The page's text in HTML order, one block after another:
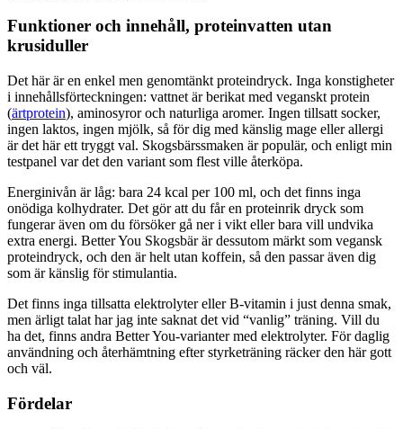
Funktioner och innehåll, proteinvatten utan
krusiduller
Det här är en enkel men genomtänkt proteindryck. Inga konstigheter
i innehållsförteckningen: vattnet är berikat med veganskt protein
(ärtprotein), aminosyror och naturliga aromer. Ingen tillsatt socker,
ingen laktos, ingen mjölk, så för dig med känslig mage eller allergi
är det här ett tryggt val. Skogsbärssmaken är populär, och enligt min
testpanel var det den variant som flest ville återköpa.
Energinivån är låg: bara 24 kcal per 100 ml, och det finns inga
onödiga kolhydrater. Det gör att du får en proteinrik dryck som
fungerar även om du försöker gå ner i vikt eller bara vill undvika
extra energi. Better You Skogsbär är dessutom märkt som vegansk
proteindryck, och den är helt utan koffein, så den passar även dig
som är känslig för stimulantia.
Det finns inga tillsatta elektrolyter eller B-vitamin i just denna smak,
men ärligt talat har jag inte saknat det vid “vanlig” träning. Vill du
ha det, finns andra Better You-varianter med elektrolyter. För daglig
användning och återhämtning efter styrketräning räcker den här gott
och väl.
Fördelar